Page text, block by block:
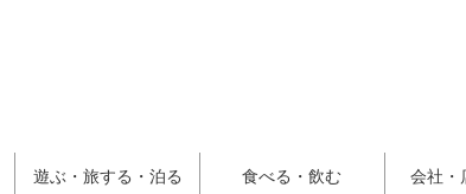
遊ぶ・旅する・泊る 食べる・飲む 会社・